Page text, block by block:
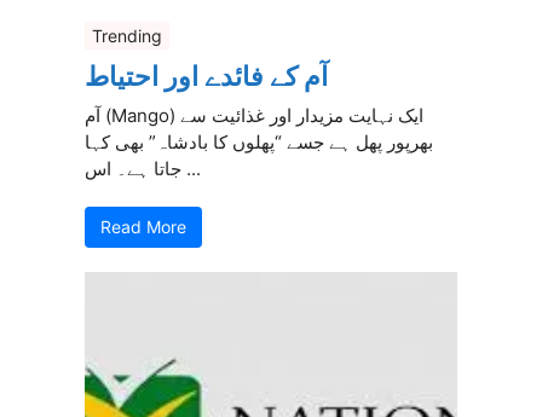
Trending
آم کے فائدے اور احتیاط
آم (Mango) ایک نہایت مزیدار اور غذائیت سے
بھرپور پھل ہے جسے “پھلوں کا بادشاہ” بھی کہا
جاتا ہے۔ اس ...
Read More